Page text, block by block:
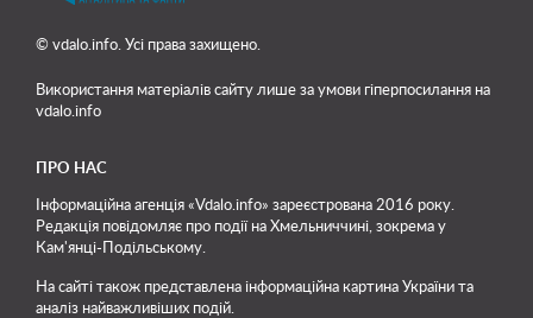
© vdalo.info. Усі права захищено.
Використання матеріалів сайту лише за умови гіперпосилання на
vdalo.info
ПРО НАС
Інформаційна агенція «Vdalo.info» зареєстрована 2016 року.
Редакція повідомляє про події на Хмельниччині, зокрема у
Кам'янці-Подільському.
На сайті також представлена інформаційна картина України та
аналіз найважливіших подій.